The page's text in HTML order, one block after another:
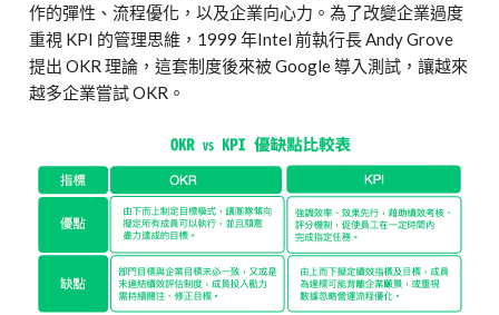
作的彈性、流程優化，以及企業向心力。為了改變企業過度
重視 KPI 的管理思維，1999 年Intel 前執行長 Andy Grove
提出 OKR 理論，這套制度後來被 Google 導入測試，讓越來
越多企業嘗試 OKR。